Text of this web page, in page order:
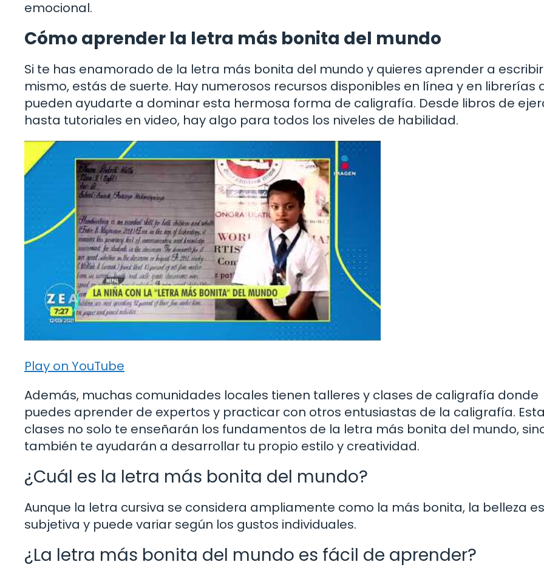
emocional.
Cómo aprender la letra más bonita del mundo
Si te has enamorado de la letra más bonita del mundo y quieres aprender a
mismo, estás de suerte. Hay numerosos recursos disponibles en línea y en librerías
pueden ayudarte a dominar esta hermosa forma de caligrafía. Desde libros de
hasta tutoriales en video, hay algo para todos los niveles de habilidad.
Play on YouTube
Además, muchas comunidades locales tienen talleres y clases de caligrafía donde
puedes aprender de expertos y practicar con otros entusiastas de la caligrafía.
clases no solo te enseñarán los fundamentos de la letra más bonita del mundo,
también te ayudarán a desarrollar tu propio estilo y creatividad.
¿Cuál es la letra más bonita del mundo?
Aunque la letra cursiva se considera ampliamente como la más bonita, la belleza es
subjetiva y puede variar según los gustos individuales.
¿La letra más bonita del mundo es fácil de aprender?